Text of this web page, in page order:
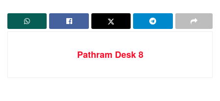
Pathram Desk 8